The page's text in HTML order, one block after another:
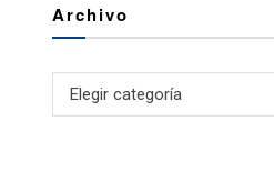
Archivo
Archivo
Elegir categoría